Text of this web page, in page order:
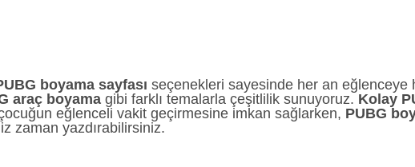
boyama sayfası seçenekleri sayesinde her an eğlenceye
araç boyama gibi farklı temalarla çeşitlilik sunuyoruz. Kolay
eğlenceli vakit geçirmesine imkan sağlarken, PUBG
zaman yazdırabilirsiniz.